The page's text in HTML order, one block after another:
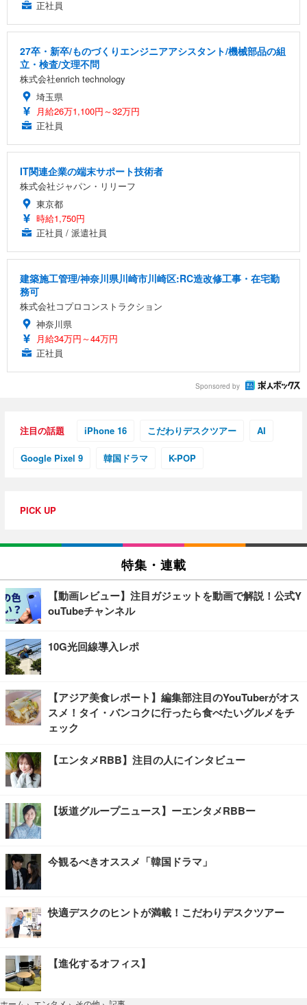
正社員
27卒・新卒/ものづくりエンジニアアシスタント/機械部品の組
立・検査/文理不問
株式会社enrich technology
埼玉県
月給26万1,100円～32万円
正社員
IT関連企業の端末サポート技術者
株式会社ジャパン・リリーフ
東京都
時給1,750円
正社員 / 派遣社員
建築施工管理/神奈川県川崎市川崎区:RC造改修工事・在宅勤
務可
株式会社コプロコンストラクション
神奈川県
月給34万円～44万円
正社員
Sponsored by
注目の話題 iPhone 16 こだわりデスクツアー AI
Google Pixel 9 韓国ドラマ K-POP
PICK UP
特集・連載
【動画レビュー】注目ガジェットを動画で解説！公式Y
ouTubeチャンネル
10G光回線導入レポ
【アジア美食レポート】編集部注目のYouTuberがオス
スメ！タイ・バンコクに行ったら食べたいグルメをチ
ェック
【エンタメRBB】注目の人にインタビュー
【坂道グループニュース】ーエンタメRBBー
今観るべきオススメ「韓国ドラマ」
快適デスクのヒントが満載！こだわりデスクツアー
【進化するオフィス】